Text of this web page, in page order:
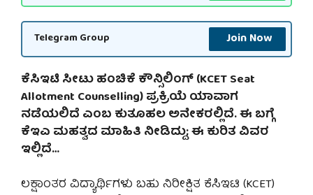
Telegram Group Join Now
ಕೆಸಿಇಟಿ ಸೀಟು ಹಂಚಿಕೆ ಕೌನ್ಸಿಲಿಂಗ್ (KCET Seat
Allotment Counselling) ಪ್ರಕ್ರಿಯೆ ಯಾವಾಗ
ನಡೆಯಲಿದೆ ಎಂಬ ಕುತೂಹಲ ಅನೇಕರಲ್ಲಿದೆ. ಈ ಬಗ್ಗೆ
ಕೆಇಎ ಮಹತ್ವದ ಮಾಹಿತಿ ನೀಡಿದ್ದು; ಈ ಕುರಿತ ವಿವರ
ಇಲ್ಲಿದೆ…
ಲಕ್ಷಾಂತರ ವಿದ್ಯಾರ್ಥಿಗಳು ಬಹು ನಿರೀಕ್ಷಿತ ಕೆಸಿಇಟಿ (KCET)